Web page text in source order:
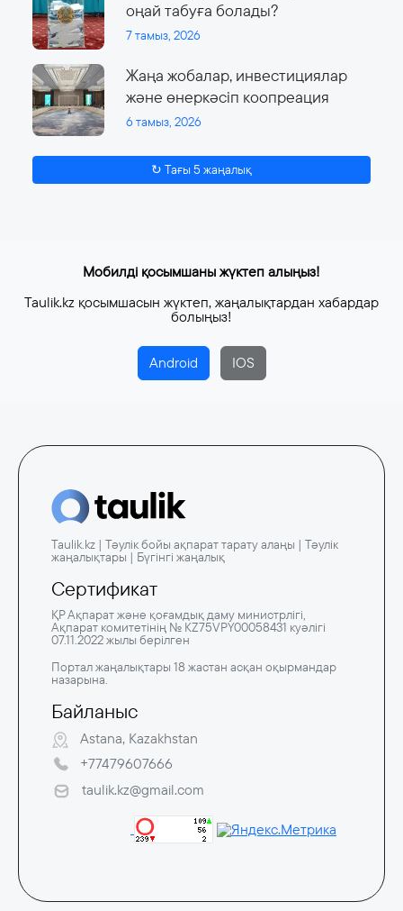
оңай табуға болады?
7 тамыз, 2026
Жаңа жобалар, инвестициялар
және өнеркәсіп коопреация
6 тамыз, 2026
↻ Тағы 5 жаңалық
Мобилді қосымшаны жүктеп алыңыз!
Taulik.kz қосымшасын жүктеп, жаңалықтардан хабардар
болыңыз!
Android IOS
Taulik.kz | Тәулік бойы ақпарат тарату алаңы | Тәулік
жаңалықтары | Бүгінгі жаңалық
Сертификат
ҚР Ақпарат және қоғамдық даму министрлігі,
Ақпарат комитетінің № KZ75VPY00058431 куәлігі
07.11.2022 жылы берілген
Портал жаңалықтары 18 жастан асқан оқырмандар
назарына.
Байланыс
Astana, Kazakhstan
+77479607666
taulik.kz@gmail.com